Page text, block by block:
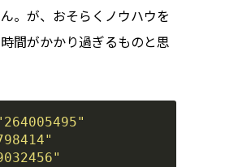
。が、おそらくノウハウを
間がかかり過ぎるものと思